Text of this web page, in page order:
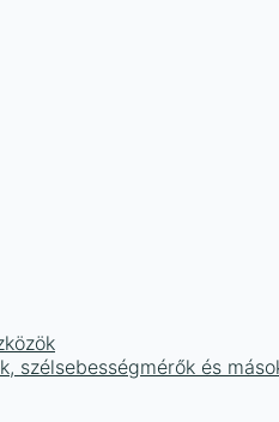
szélsebességmérők és